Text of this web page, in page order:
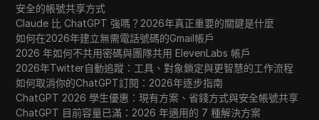
安全的帳號共享方式
Claude 比 ChatGPT 強嗎？2026年真正重要的關鍵是什麼
如何在2026年建立無需電話號碼的Gmail帳戶
2026 年如何不共用密碼與團隊共用 ElevenLabs 帳戶
2026年Twitter自動追蹤：工具、對象鎖定與更智慧的工作流程
如何取消你的ChatGPT訂閱：2026年逐步指南
ChatGPT 2026 學生優惠：現有方案、省錢方式與安全帳號共享
ChatGPT 目前容量已滿：2026 年適用的 7 種解決方案